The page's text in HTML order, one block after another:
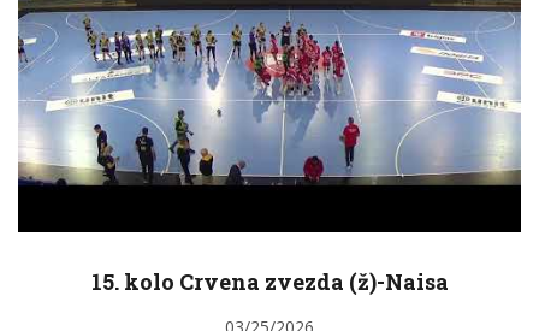
15. kolo Crvena zvezda (ž)-Naisa
03/25/2026